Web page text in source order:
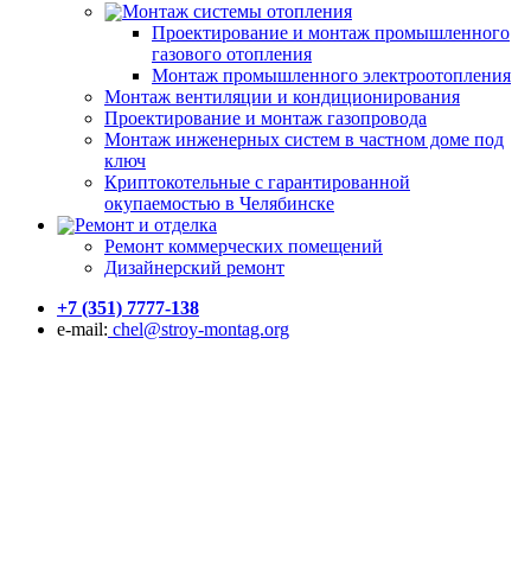
Монтаж системы отопления
Проектирование и монтаж промышленного
газового отопления
Монтаж промышленного электроотопления
Монтаж вентиляции и кондиционирования
Проектирование и монтаж газопровода
Монтаж инженерных систем в частном доме под
ключ
Криптокотельные с гарантированной
окупаемостью в Челябинске
Ремонт и отделка
Ремонт коммерческих помещений
Дизайнерский ремонт
+7 (351) 7777-138
e-mail: chel@stroy-montag.org